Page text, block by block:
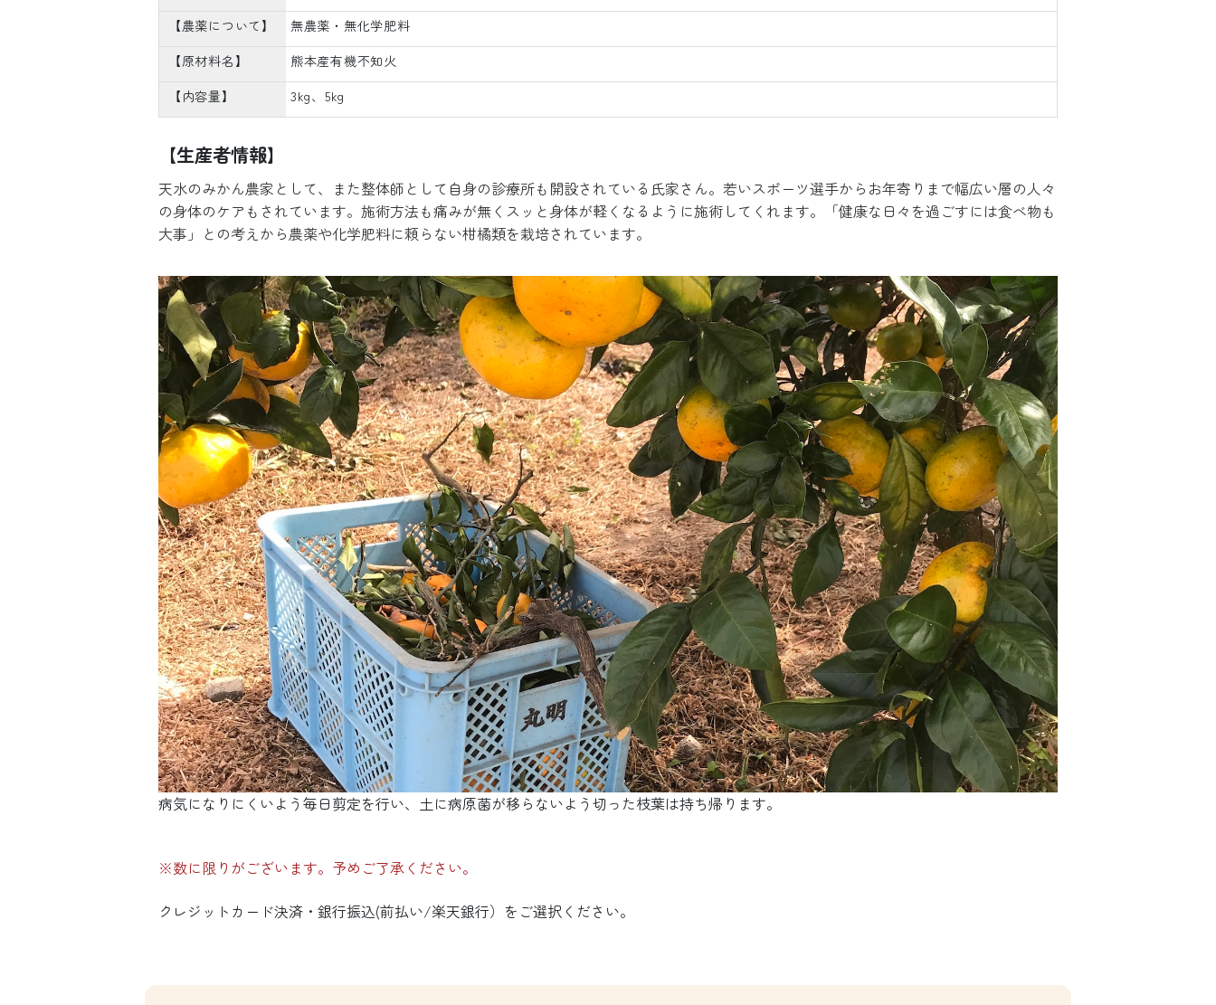
【農薬について】
無農薬・無化学肥料
【原材料名】
熊本産有機不知火
【内容量】
3kg、5kg
【生産者情報】
天水のみかん農家として、また整体師として自身の診療所も開設されている氏家さん。若いスポーツ選手からお年寄りまで幅広い層の人々
の身体のケアもされています。施術方法も痛みが無くスッと身体が軽くなるように施術してくれます。「健康な日々を過ごすには食べ物も
大事」との考えから農薬や化学肥料に頼らない柑橘類を栽培されています。
病気になりにくいよう毎日剪定を行い、土に病原菌が移らないよう切った枝葉は持ち帰ります。
※数に限りがございます。予めご了承ください。
クレジットカード決済・銀行振込(前払い/楽天銀行）をご選択ください。